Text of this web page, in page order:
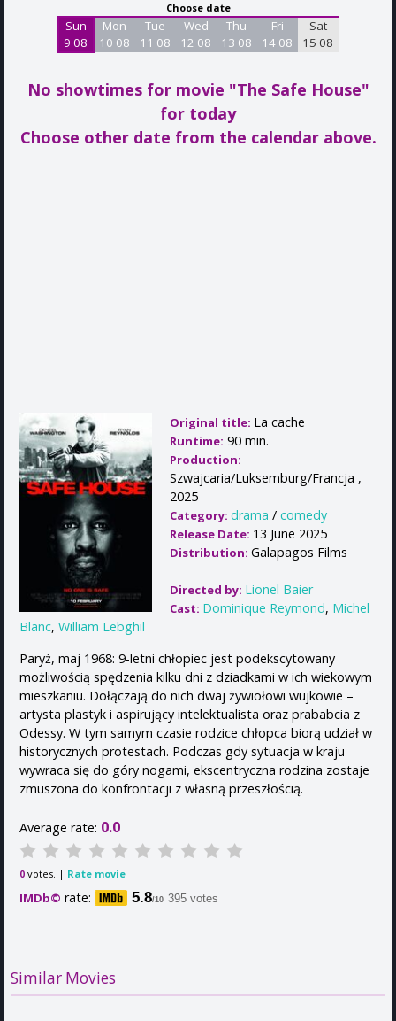
Choose date
Sun
9 08
Mon
10 08
Tue
11 08
Wed
12 08
Thu
13 08
Fri
14 08
Sat
15 08
No showtimes for movie "The Safe House"
for today
Choose other date from the calendar above.
Original title: La cache
Runtime: 90 min.
Production:
Szwajcaria/Luksemburg/Francja ,
2025
Category: drama / comedy
Release Date: 13 June 2025
Distribution: Galapagos Films
Directed by: Lionel Baier
Cast: Dominique Reymond, Michel
Blanc, William Lebghil
Paryż, maj 1968: 9-letni chłopiec jest podekscytowany
możliwością spędzenia kilku dni z dziadkami w ich wiekowym
mieszkaniu. Dołączają do nich dwaj żywiołowi wujkowie –
artysta plastyk i aspirujący intelektualista oraz prababcia z
Odessy. W tym samym czasie rodzice chłopca biorą udział w
historycznych protestach. Podczas gdy sytuacja w kraju
wywraca się do góry nogami, ekscentryczna rodzina zostaje
zmuszona do konfrontacji z własną przeszłością.
Average rate: 0.0
0 votes. | Rate movie
IMDb© rate: 5.8/10 395 votes
Similar Movies